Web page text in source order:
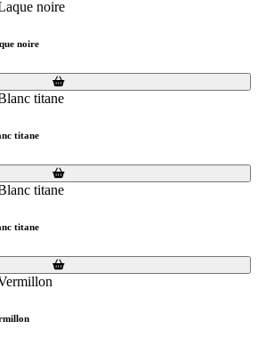
noire
titane
titane